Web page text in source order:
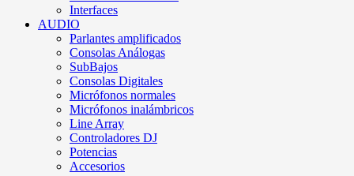
Interfaces
AUDIO
Parlantes amplificados
Consolas Análogas
SubBajos
Consolas Digitales
Micrófonos normales
Micrófonos inalámbricos
Line Array
Controladores DJ
Potencias
Accesorios